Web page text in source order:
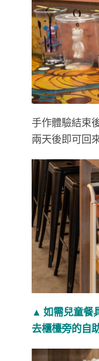
手作體驗結束
兩天後即可回
▲ 如需兒童餐
去櫃檯旁的自